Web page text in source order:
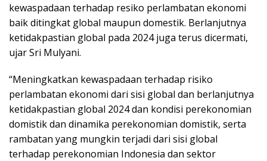
kewaspadaan terhadap resiko perlambatan ekonomi
baik ditingkat global maupun domestik. Berlanjutnya
ketidakpastian global pada 2024 juga terus dicermati,
ujar Sri Mulyani.
“Meningkatkan kewaspadaan terhadap risiko
perlambatan ekonomi dari sisi global dan berlanjutnya
ketidakpastian global 2024 dan kondisi perekonomian
domistik dan dinamika perekonomian domistik, serta
rambatan yang mungkin terjadi dari sisi global
terhadap perekonomian Indonesia dan sektor